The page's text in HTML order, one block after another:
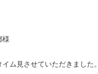
様
ム見させていただきました。